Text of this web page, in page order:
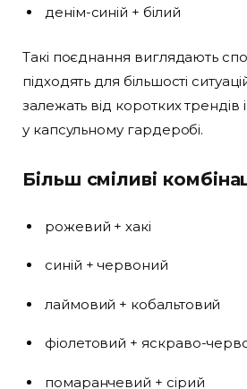
денім-синій + білий
Такі поєднання виглядають
підходять для більшості
залежать від коротких
у капсульному гардеробі.
Більш сміливі
рожевий + хакі
синій + червоний
лаймовий + кобальтовий
фіолетовий + яскраво-
помаранчевий + сірий